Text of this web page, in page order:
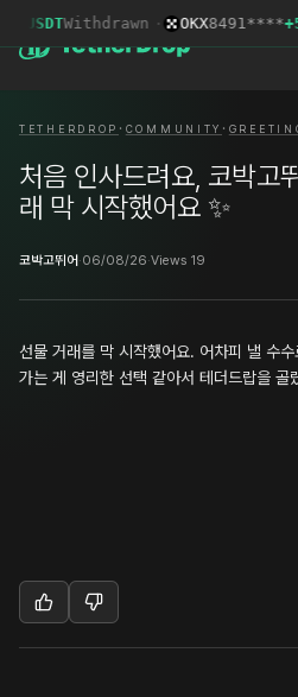
USDTWithdrawn · OKX8491****
TETHERDROP · COMMUNITY ·
처음 인사드려요, 코박고
래 막 시작했어요 ✨
코박고뛰어·06/08/26·Views 19
선물 거래를 막 시작했어요. 어차피 낼 수
가는 게 영리한 선택 같아서 테더드랍을 골